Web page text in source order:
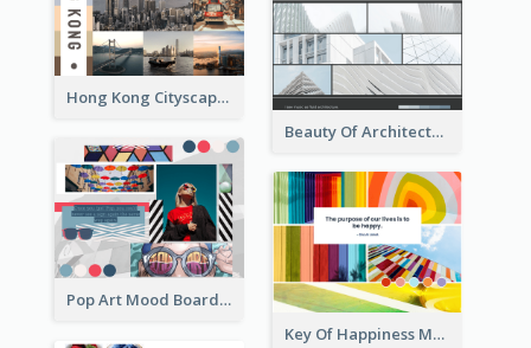
Hong Kong Cityscape Mood Board
Beauty Of Architecture Mood Board
Pop Art Mood Board
Key Of Happiness Mood Board